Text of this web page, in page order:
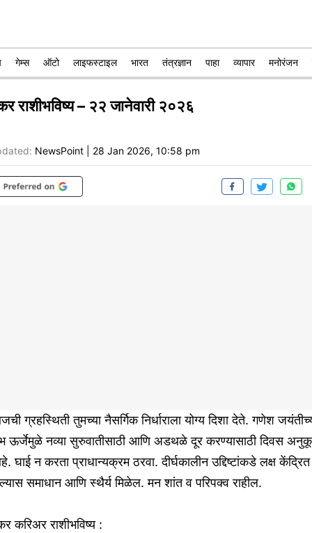
गेम्स ऑटो लाइफस्टाइल भारत तंत्रज्ञान पाहा व्यापार मनोरंजन
राशीभविष्य – २२ जानेवारी २०२६
NewsPoint 28 Jan 2026, 10:58 pm
ग्रहस्थिती तुमच्या नैसर्गिक निर्धाराला योग्य दिशा देते. गणेश
ऊर्जेमुळे नव्या सुरुवातीसाठी आणि अडथळे दूर करण्यासाठी दिवस
घाई न करता प्राधान्यक्रम ठरवा. दीर्घकालीन उद्दिष्टांकडे लक्ष केंद्रित
समाधान आणि स्थैर्य मिळेल. मन शांत व परिपक्व राहील.
करिअर राशीभविष्य :